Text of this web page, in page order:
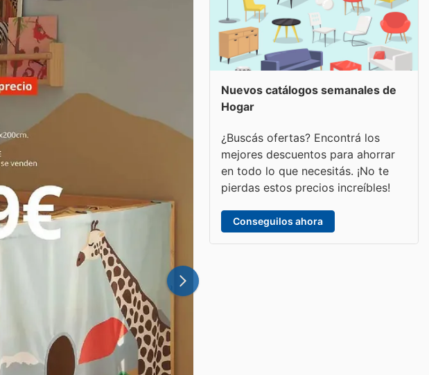
Nuevos catálogos semanales de
Hogar
¿Buscás ofertas? Encontrá los
mejores descuentos para ahorrar
en todo lo que necesitás. ¡No te
pierdas estos precios increíbles!
Conseguilos ahora